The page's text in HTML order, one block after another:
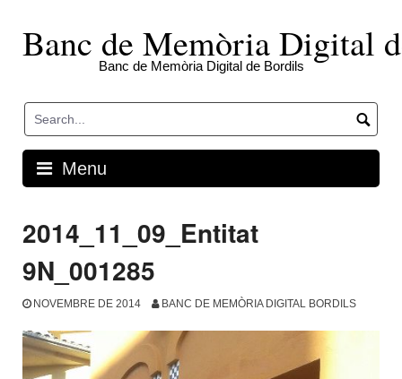
contentBanc de Memòria Digital
Banc de Memòria Digital de Bordils
Menu
2014_11_09_Entitat
9N_001285
NOVEMBRE DE 2014 BANC DE MEMÒRIA DIGITAL BORDILS